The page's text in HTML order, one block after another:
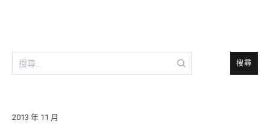
搜
尋
字:
2013 年 11 月